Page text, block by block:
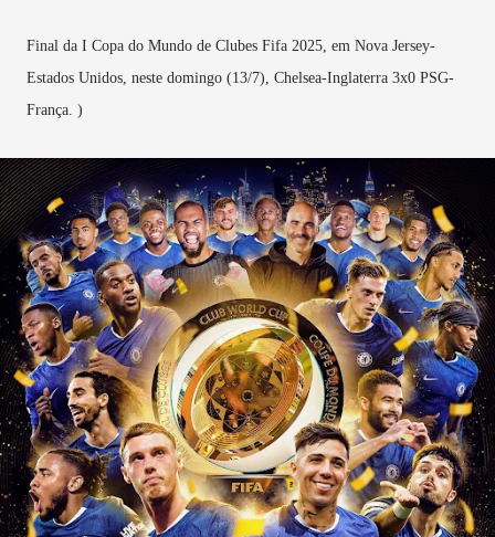
Final da I Copa do Mundo de Clubes Fifa 2025, em Nova Jersey-
Estados Unidos, neste domingo (13/7), Chelsea-Inglaterra 3x0 PSG-
França. )